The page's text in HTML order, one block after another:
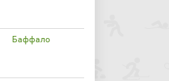
Баффало